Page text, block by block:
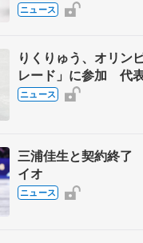
ニュース
りくりゅう、オリン
レード」に参加 代
で、東京・日本橋で25
ニュース
三浦佳生と契約終
イオ
ニュース